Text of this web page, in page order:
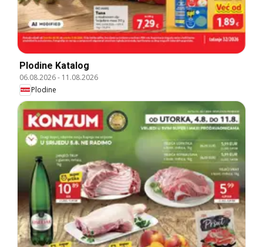
Plodine Katalog
06.08.2026- 11.08.2026
Plodine